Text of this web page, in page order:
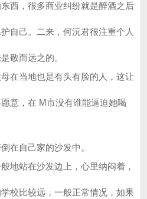
西，很多商业纠纷就是醉酒之后
自己。二来，何沅君很注重个人
敬而远之的。
当地也是有头有脸的人，这让
意，在 M市没有谁能逼迫她喝
自己家的沙发中。
站在沙发边上，心里纳闷着，
校比较远，一般正常情况，如果